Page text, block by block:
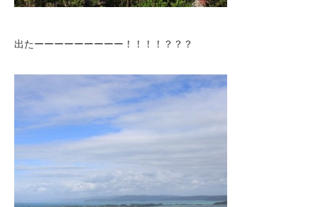
出たーーーーーーーーー！！！！？？？